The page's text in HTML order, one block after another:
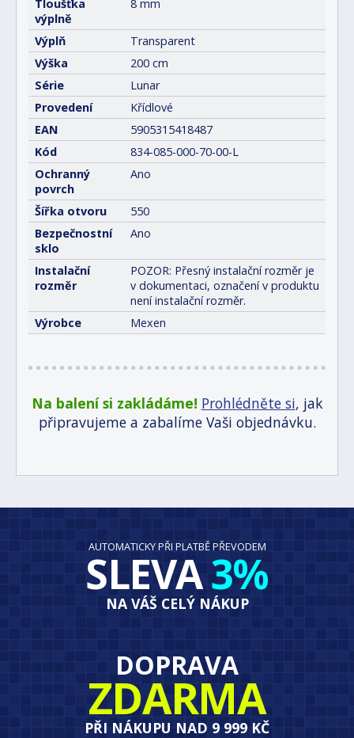
Tloušťka
výplně
8 mm
Výplň
Transparent
Výška
200 cm
Série
Lunar
Provedení
Křídlové
EAN
5905315418487
Kód
834-085-000-70-00-L
Ochranný
povrch
Ano
Šířka otvoru
550
Bezpečnostní
sklo
Ano
Instalační
rozměr
POZOR: Přesný instalační rozměr je
v dokumentaci, označení v produktu
není instalační rozměr.
Výrobce
Mexen
Na balení si zakládáme! Prohlédněte si, jak
připravujeme a zabalíme Vaši objednávku.
AUTOMATICKY PŘI PLATBĚ PŘEVODEM
SLEVA3%
NA VÁŠ CELÝ NÁKUP
DOPRAVA
ZDARMA
PŘI NÁKUPU NAD 9 999 KČ